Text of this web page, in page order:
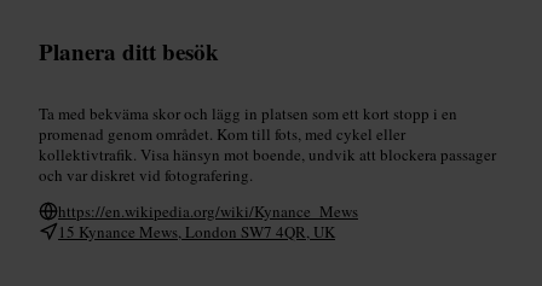
Planera ditt besök
Ta med bekväma skor och lägg in platsen som ett kort stopp i en
promenad genom området. Kom till fots, med cykel eller
kollektivtrafik. Visa hänsyn mot boende, undvik att blockera passager
och var diskret vid fotografering.
https://en.wikipedia.org/wiki/Kynance_Mews
15 Kynance Mews, London SW7 4QR, UK